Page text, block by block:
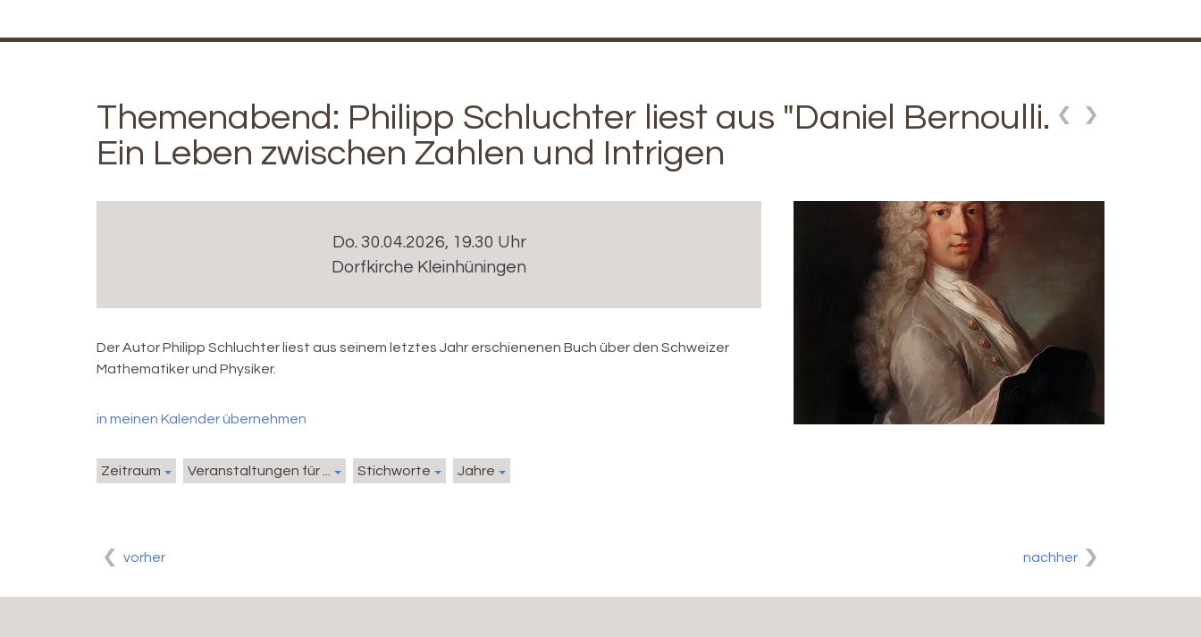
Themenabend: Philipp Schluchter liest aus "Daniel Bernoulli.
Ein Leben zwischen Zahlen und Intrigen
Do. 30.04.2026, 19.30 Uhr
Dorfkirche Kleinhüningen
Der Autor Philipp Schluchter liest aus seinem letztes Jahr erschienenen Buch über den Schweizer
Mathematiker und Physiker.
in meinen Kalender übernehmen
Zeitraum Veranstaltungen für ... Stichworte Jahre
vorher nachher